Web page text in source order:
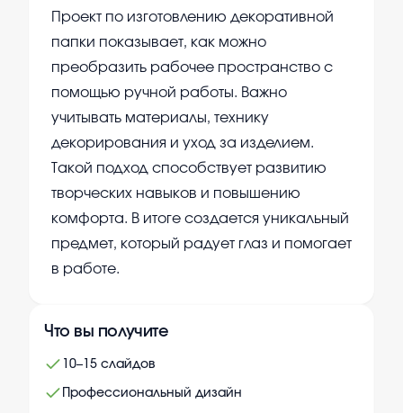
Проект по изготовлению декоративной
папки показывает, как можно
преобразить рабочее пространство с
помощью ручной работы. Важно
учитывать материалы, технику
декорирования и уход за изделием.
Такой подход способствует развитию
творческих навыков и повышению
комфорта. В итоге создается уникальный
предмет, который радует глаз и помогает
в работе.
Что вы получите
10–15 слайдов
Профессиональный дизайн